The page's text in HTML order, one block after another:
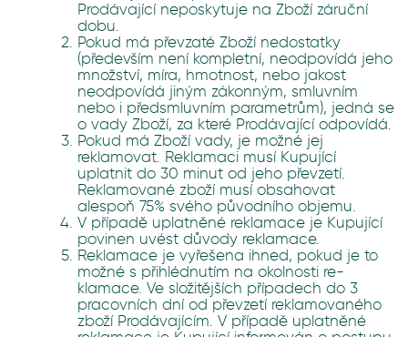
Prodávající neposkytuje na Zboží záruční
dobu.
Pokud má převzaté Zboží nedostatky
(především není kompletní, neodpovídá jeho
množství, míra, hmotnost, nebo jakost
neodpovídá jiným zákonným, smluvním
nebo i předsmluvním parametrům), jedná se
o vady Zboží, za které Prodávající odpovídá.
Pokud má Zboží vady, je možné jej
reklamovat. Reklamaci musí Kupující
uplatnit do 30 minut od jeho převzetí.
Reklamované zboží musí obsahovat
alespoň 75% svého původního objemu.
V případě uplatněné reklamace je Kupující
povinen uvést důvody reklamace.
Reklamace je vyřešena ihned, pokud je to
možné s přihlédnutím na okolnosti re-
klamace. Ve složitějších případech do 3
pracovních dní od převzetí reklamovaného
zboží Prodávajícím. V případě uplatněné